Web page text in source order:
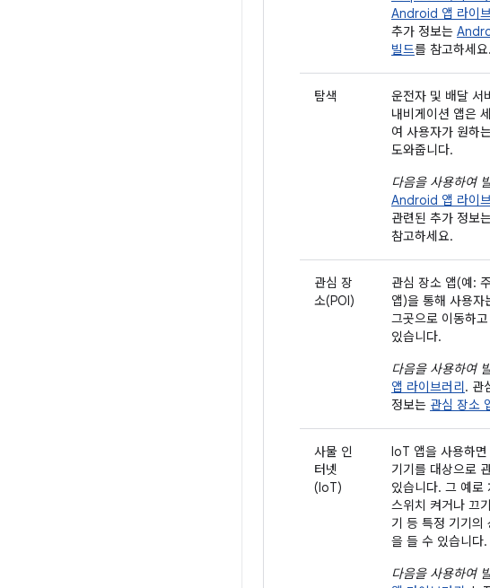
Android 앱 라이
추가 정보는
빌드를 참고하세요.
탐색
운전자 및 배달 서
내비게이션 앱은
여 사용자가 원하
도와줍니다.
다음을 사용하여
Android 앱 라이
관련된 추가 정보
참고하세요.
관심 장
소(POI)
관심 장소 앱(예:
앱)을 통해 사용자
그곳으로 이동하
있습니다.
다음을 사용하여
앱 라이브러리. 관
정보는 관심 장소
사물 인
터넷
(IoT)
IoT 앱을 사용하
기기를 대상으로
있습니다. 그 예로
스위치 켜거나 끄
기 등 특정 기기의
을 들 수 있습니다.
다음을 사용하여